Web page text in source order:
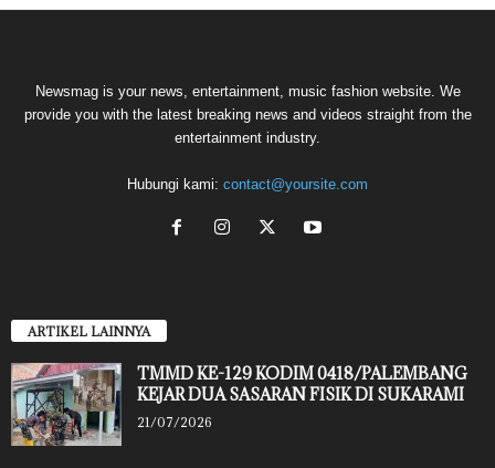
Newsmag is your news, entertainment, music fashion website. We
provide you with the latest breaking news and videos straight from the
entertainment industry.
Hubungi kami: contact@yoursite.com
ARTIKEL LAINNYA
TMMD KE-129 KODIM 0418/PALEMBANG
KEJAR DUA SASARAN FISIK DI SUKARAMI
21/07/2026